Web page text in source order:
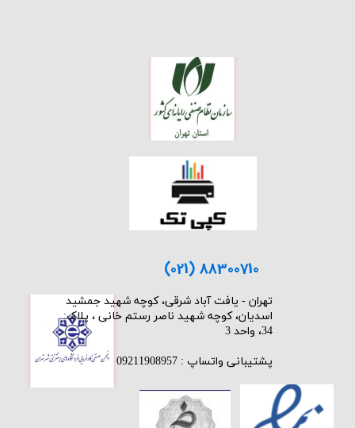
(021) 88300710
​تهران - یافت آباد شرقی، کوچه شهید جمشید
اسدیان، کوچه شهید ناصر رستم خانی ، پلاک:
34، واحد 3
پشتیبانی واتساپ : 09211908957